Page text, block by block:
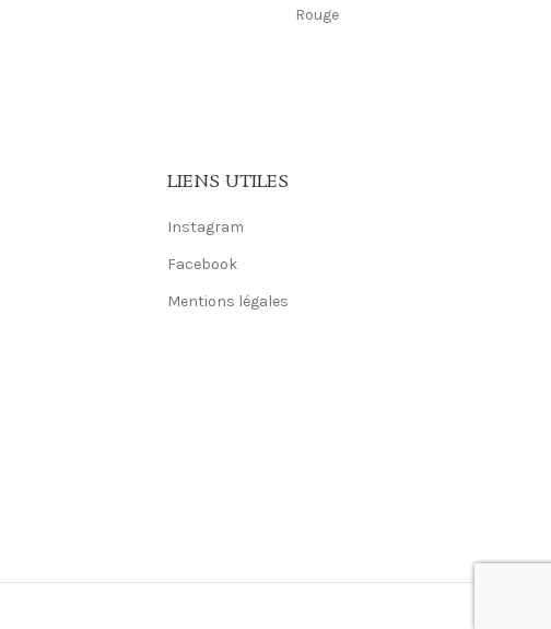
Rouge
LIENS UTILES
Instagram
Facebook
Mentions légales